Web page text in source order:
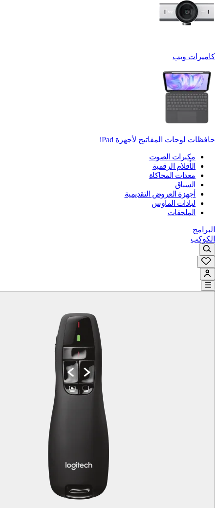
كاميرات ويب
حافظات لوحات المفاتيح لأجهزة ‏iPad
مكبرات الصوت
الأقلام الرقمية
معدات المحاكاة
السباق
أجهزة العروض التقديمية
لبادات الماوس
الملحقات
البرامج
الكوكب